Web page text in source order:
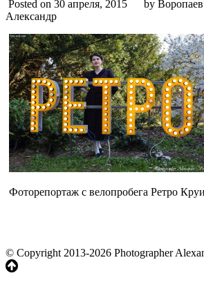
Posted on 30 апреля, 2015
by Воропаев
Александр
Фоторепортаж с велопробега Ретро
© Copyright 2013-2026 Photographer